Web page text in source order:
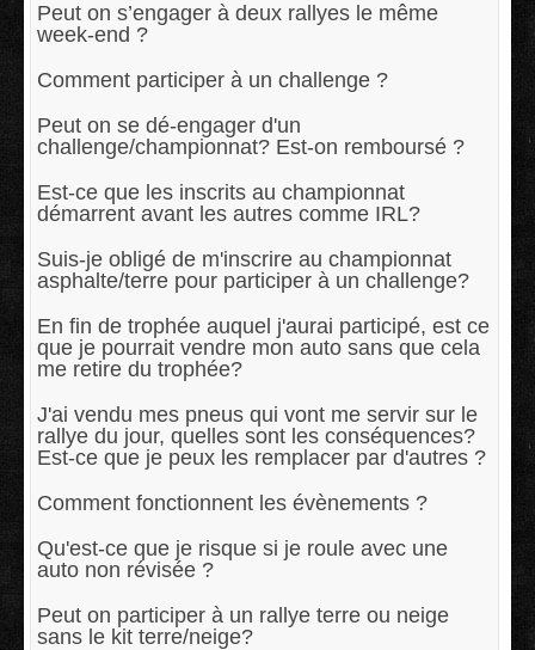
Peut on s’engager à deux rallyes le même
week-end ?
Comment participer à un challenge ?
Peut on se dé-engager d'un
challenge/championnat? Est-on remboursé ?
Est-ce que les inscrits au championnat
démarrent avant les autres comme IRL?
Suis-je obligé de m'inscrire au championnat
asphalte/terre pour participer à un challenge?
En fin de trophée auquel j'aurai participé, est ce
que je pourrait vendre mon auto sans que cela
me retire du trophée?
J'ai vendu mes pneus qui vont me servir sur le
rallye du jour, quelles sont les conséquences?
Est-ce que je peux les remplacer par d'autres ?
Comment fonctionnent les évènements ?
Qu'est-ce que je risque si je roule avec une
auto non révisée ?
Peut on participer à un rallye terre ou neige
sans le kit terre/neige?